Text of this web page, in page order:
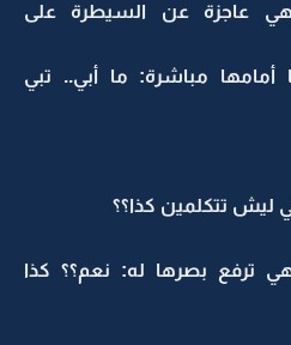
عاجزة عن السيطرة على
أمامها مباشرة: ما أبي.. تبي
ليش تتكلمين كذا؟؟
بصرها له: نعم؟؟ كذا